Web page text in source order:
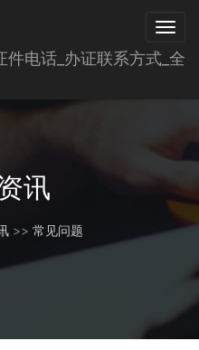
讯
>> 常见问题